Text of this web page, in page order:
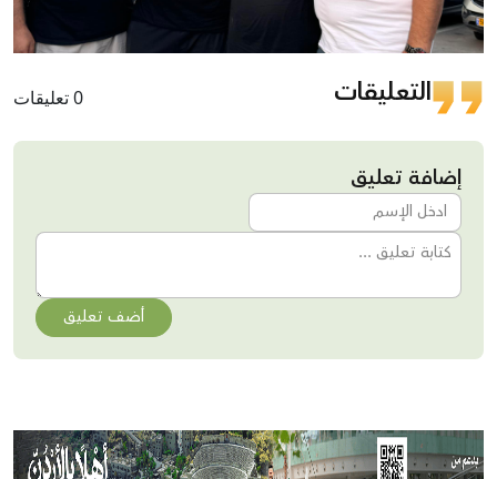
التعليقات 0 تعليقات
إضافة تعليق
أضف تعليق